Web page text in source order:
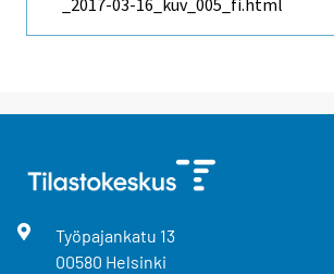
_2017-03-16_kuv_005_fi.html
Työpajankatu 13
00580 Helsinki